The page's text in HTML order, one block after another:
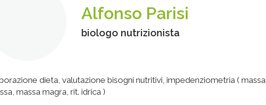
Alfonso Parisi
biologo nutrizionista
dieta, valutazione bisogni nutritivi, impedenziometria ( massa
massa magra, rit. idrica )